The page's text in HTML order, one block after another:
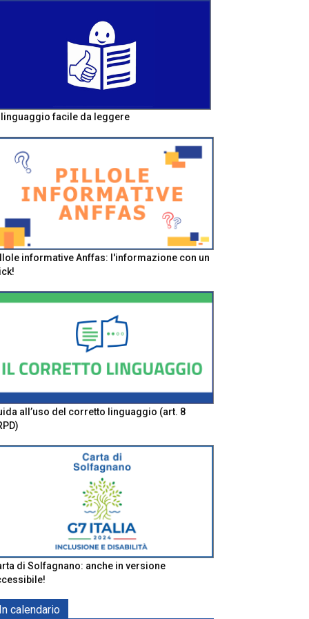
linguaggio facile da leggere
informative Anffas: l'informazione con un
all’uso del corretto linguaggio (art. 8
di Solfagnano: anche in versione
In calendario